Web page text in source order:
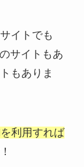
イトでも
サイトもあ
もありま
を利用すれば